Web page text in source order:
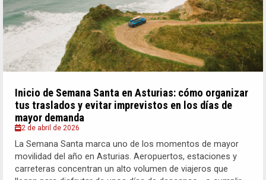
Inicio de Semana Santa en Asturias: cómo organizar
tus traslados y evitar imprevistos en los días de
mayor demanda
2 de abril de 2026
La Semana Santa marca uno de los momentos de mayor
movilidad del año en Asturias. Aeropuertos, estaciones y
carreteras concentran un alto volumen de viajeros que